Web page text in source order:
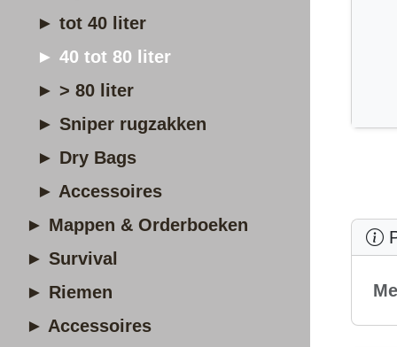
► tot 40 liter
► 40 tot 80 liter
► > 80 liter
► Sniper rugzakken
► Dry Bags
► Accessoires
► Mappen & Orderboeken
► Survival
► Riemen
► Accessoires